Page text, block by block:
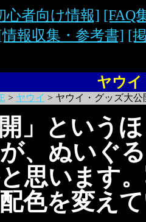
心者向け情報] [FAQ
報収集・参考書] [
ヤウイ
> ヤウイ > ヤウイ・グッズ大公
開」という
、ぬいぐ
思います
色を変え